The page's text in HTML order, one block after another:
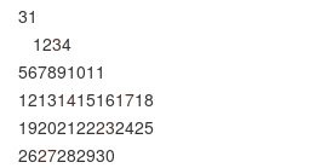
31
1234
567891011
12131415161718
19202122232425
2627282930